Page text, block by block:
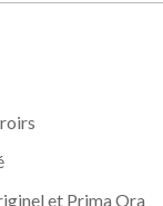
et Prima Ora